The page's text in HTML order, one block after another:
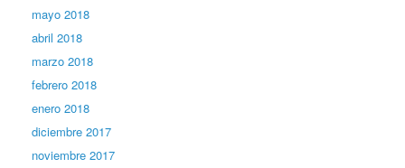
mayo 2018
abril 2018
marzo 2018
febrero 2018
enero 2018
diciembre 2017
noviembre 2017